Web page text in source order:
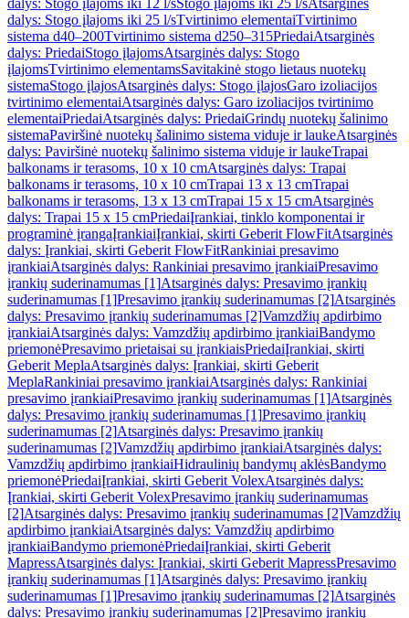
dalys: Stogo įlajoms iki 12 l/sStogo įlajoms iki 25 l/sAtsarginės
dalys: Stogo įlajoms iki 25 l/sTvirtinimo elementaiTvirtinimo
sistema d40–200Tvirtinimo sistema d250–315PriedaiAtsarginės
dalys: PriedaiStogo įlajomsAtsarginės dalys: Stogo
įlajomsTvirtinimo elementamsSavitakinė stogo lietaus nuotekų
sistemaStogo įlajosAtsarginės dalys: Stogo įlajosGaro izoliacijos
tvirtinimo elementaiAtsarginės dalys: Garo izoliacijos tvirtinimo
elementaiPriedaiAtsarginės dalys: PriedaiGrindų nuotekų šalinimo
sistemaPaviršinė nuotekų šalinimo sistema viduje ir laukeAtsarginės
dalys: Paviršinė nuotekų šalinimo sistema viduje ir laukeTrapai
balkonams ir terasoms, 10 x 10 cmAtsarginės dalys: Trapai
balkonams ir terasoms, 10 x 10 cmTrapai 13 x 13 cmTrapai
balkonams ir terasoms, 13 x 13 cmTrapai 15 x 15 cmAtsarginės
dalys: Trapai 15 x 15 cmPriedaiĮrankiai, tinklo komponentai ir
programinė įrangaĮrankiaiĮrankiai, skirti Geberit FlowFitAtsarginės
dalys: Įrankiai, skirti Geberit FlowFitRankiniai presavimo
įrankiaiAtsarginės dalys: Rankiniai presavimo įrankiaiPresavimo
įrankių suderinamumas [1]Atsarginės dalys: Presavimo įrankių
suderinamumas [1]Presavimo įrankių suderinamumas [2]Atsarginės
dalys: Presavimo įrankių suderinamumas [2]Vamzdžių apdirbimo
įrankiaiAtsarginės dalys: Vamzdžių apdirbimo įrankiaiBandymo
priemonėPresavimo prietaisai su įrankiaisPriedaiĮrankiai, skirti
Geberit MeplaAtsarginės dalys: Įrankiai, skirti Geberit
MeplaRankiniai presavimo įrankiaiAtsarginės dalys: Rankiniai
presavimo įrankiaiPresavimo įrankių suderinamumas [1]Atsarginės
dalys: Presavimo įrankių suderinamumas [1]Presavimo įrankių
suderinamumas [2]Atsarginės dalys: Presavimo įrankių
suderinamumas [2]Vamzdžių apdirbimo įrankiaiAtsarginės dalys:
Vamzdžių apdirbimo įrankiaiHidraulinių bandymų aklėsBandymo
priemonėPriedaiĮrankiai, skirti Geberit VolexAtsarginės dalys:
Įrankiai, skirti Geberit VolexPresavimo įrankių suderinamumas
[2]Atsarginės dalys: Presavimo įrankių suderinamumas [2]Vamzdžių
apdirbimo įrankiaiAtsarginės dalys: Vamzdžių apdirbimo
įrankiaiBandymo priemonėPriedaiĮrankiai, skirti Geberit
MapressAtsarginės dalys: Įrankiai, skirti Geberit MapressPresavimo
įrankių suderinamumas [1]Atsarginės dalys: Presavimo įrankių
suderinamumas [1]Presavimo įrankių suderinamumas [2]Atsarginės
dalys: Presavimo įrankių suderinamumas [2]Presavimo įrankių